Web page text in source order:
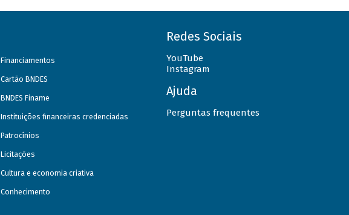
Financiamentos
Cartão BNDES
BNDES Finame
Instituições financeiras credenciadas
Patrocínios
Licitações
Cultura e economia criativa
Conhecimento
Redes Sociais
YouTube
Instagram
Ajuda
Perguntas frequentes